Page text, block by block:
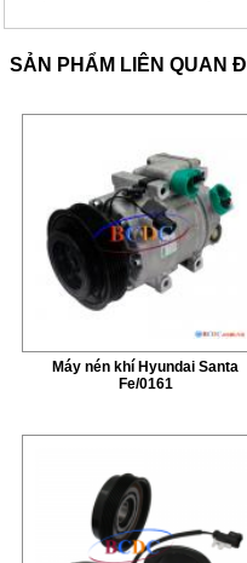
SẢN PHẨM LIÊN QUAN
Máy nén khí Hyundai Santa
Fe/0161